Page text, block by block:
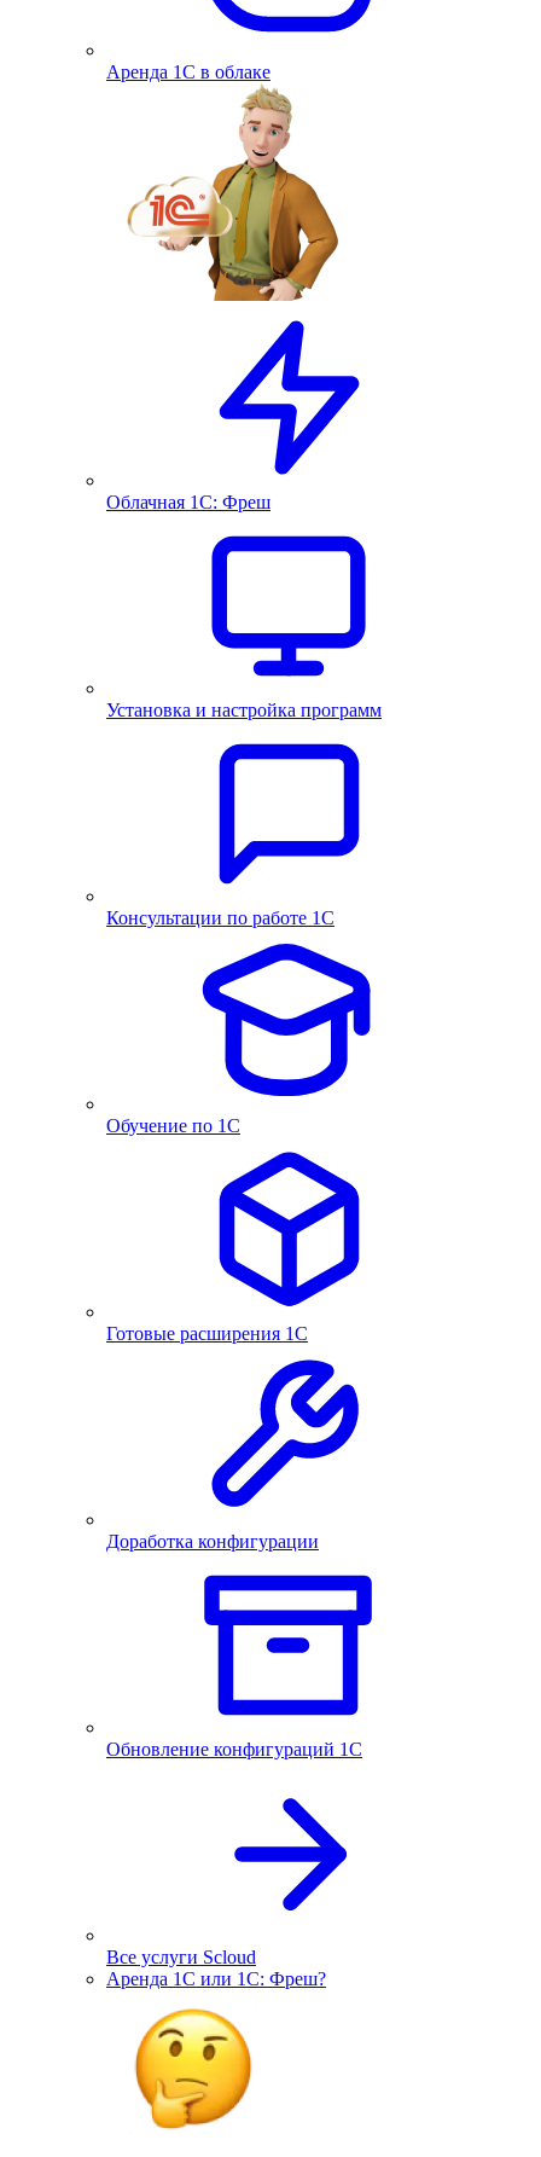
Аренда 1С в облаке
Облачная 1С: Фреш
Установка и настройка программ
Консультации по работе 1С
Обучение по 1С
Готовые расширения 1С
Доработка конфигурации
Обновление конфигураций 1С
Все услуги Scloud
Аренда 1С или 1С: Фреш?